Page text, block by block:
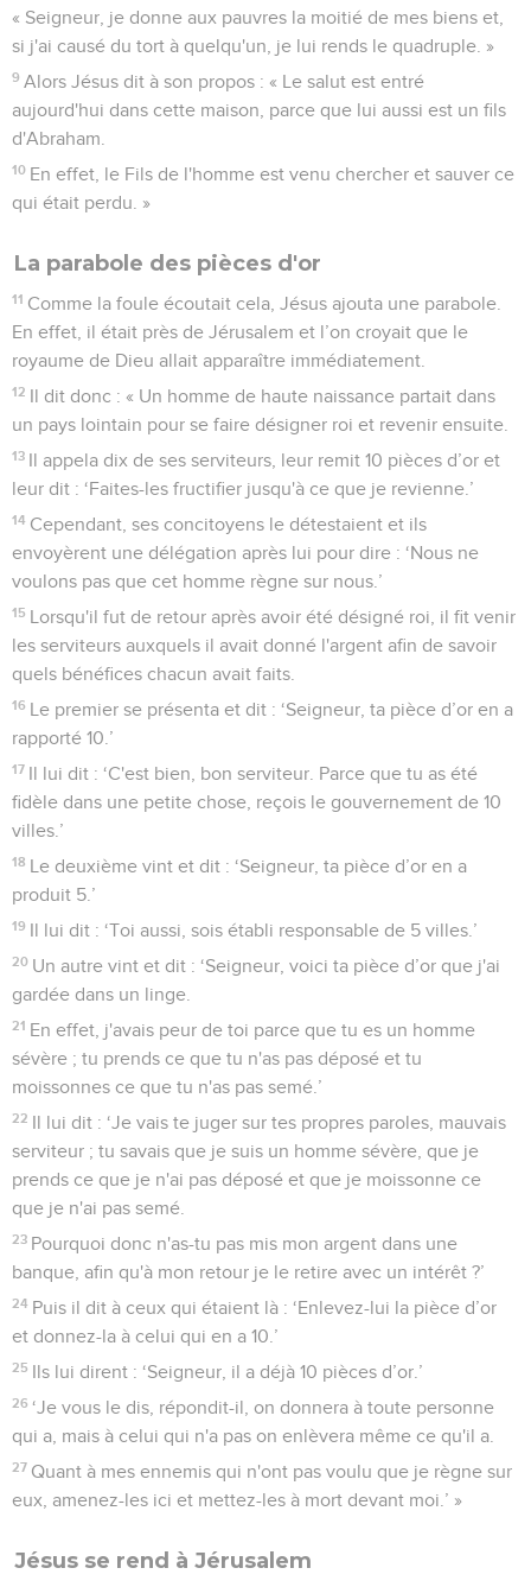
« Seigneur, je donne aux pauvres la moitié de mes biens et,
si j'ai causé du tort à quelqu'un, je lui rends le quadruple. »
9 Alors Jésus dit à son propos : « Le salut est entré
aujourd'hui dans cette maison, parce que lui aussi est un fils
d'Abraham.
10 En effet, le Fils de l'homme est venu chercher et sauver ce
qui était perdu. »
La parabole des pièces d'or
11 Comme la foule écoutait cela, Jésus ajouta une parabole.
En effet, il était près de Jérusalem et l’on croyait que le
royaume de Dieu allait apparaître immédiatement.
12 Il dit donc : « Un homme de haute naissance partait dans
un pays lointain pour se faire désigner roi et revenir ensuite.
13 Il appela dix de ses serviteurs, leur remit 10 pièces d’or et
leur dit : ‘Faites-les fructifier jusqu'à ce que je revienne.’
14 Cependant, ses concitoyens le détestaient et ils
envoyèrent une délégation après lui pour dire : ‘Nous ne
voulons pas que cet homme règne sur nous.’
15 Lorsqu'il fut de retour après avoir été désigné roi, il fit venir
les serviteurs auxquels il avait donné l'argent afin de savoir
quels bénéfices chacun avait faits.
16 Le premier se présenta et dit : ‘Seigneur, ta pièce d’or en a
rapporté 10.’
17 Il lui dit : ‘C'est bien, bon serviteur. Parce que tu as été
fidèle dans une petite chose, reçois le gouvernement de 10
villes.’
18 Le deuxième vint et dit : ‘Seigneur, ta pièce d’or en a
produit 5.’
19 Il lui dit : ‘Toi aussi, sois établi responsable de 5 villes.’
20 Un autre vint et dit : ‘Seigneur, voici ta pièce d’or que j'ai
gardée dans un linge.
21 En effet, j'avais peur de toi parce que tu es un homme
sévère ; tu prends ce que tu n'as pas déposé et tu
moissonnes ce que tu n'as pas semé.’
22 Il lui dit : ‘Je vais te juger sur tes propres paroles, mauvais
serviteur ; tu savais que je suis un homme sévère, que je
prends ce que je n'ai pas déposé et que je moissonne ce
que je n'ai pas semé.
23 Pourquoi donc n'as-tu pas mis mon argent dans une
banque, afin qu'à mon retour je le retire avec un intérêt ?’
24 Puis il dit à ceux qui étaient là : ‘Enlevez-lui la pièce d’or
et donnez-la à celui qui en a 10.’
25 Ils lui dirent : ‘Seigneur, il a déjà 10 pièces d’or.’
26 ‘Je vous le dis, répondit-il, on donnera à toute personne
qui a, mais à celui qui n'a pas on enlèvera même ce qu'il a.
27 Quant à mes ennemis qui n'ont pas voulu que je règne sur
eux, amenez-les ici et mettez-les à mort devant moi.’ »
Jésus se rend à Jérusalem